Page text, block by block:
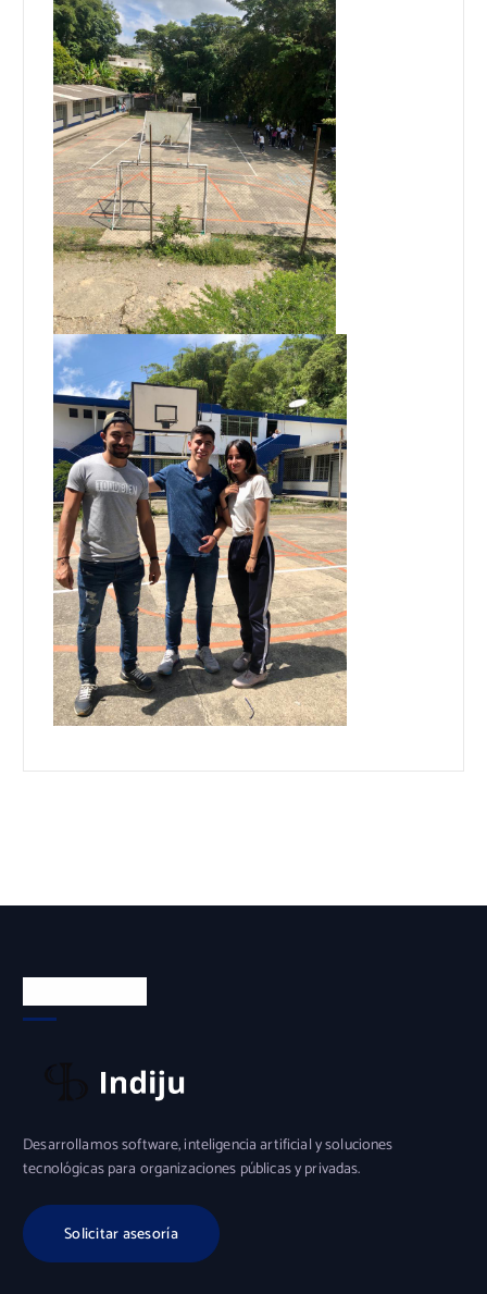
Desarrollamos software, inteligencia artificial y soluciones
tecnológicas para organizaciones públicas y privadas.
Solicitar asesoría